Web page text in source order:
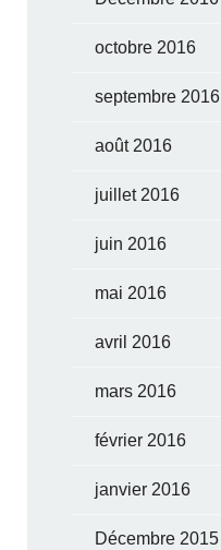
octobre 2016
septembre 2016
août 2016
juillet 2016
juin 2016
mai 2016
avril 2016
mars 2016
février 2016
janvier 2016
Décembre 2015